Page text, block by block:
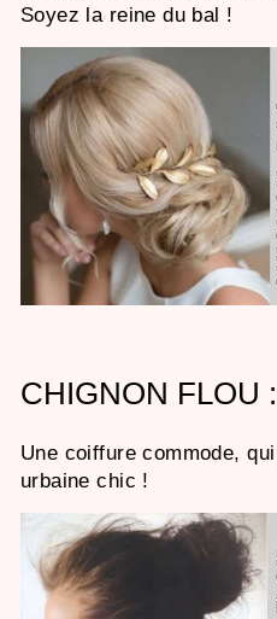
Soyez la reine du bal !
CHIGNON FLOU :
Une coiffure commode,
urbaine chic !